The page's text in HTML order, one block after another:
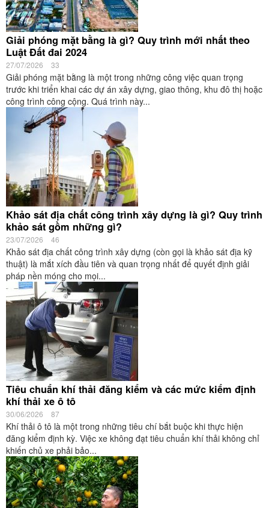
Giải phóng mặt bằng là gì? Quy trình mới nhất theo
Luật Đất đai 2024
27/07/2026 33
Giải phóng mặt bằng là một trong những công việc quan trọng
trước khi triển khai các dự án xây dựng, giao thông, khu đô thị hoặc
công trình công cộng. Quá trình này...
Khảo sát địa chất công trình xây dựng là gì? Quy trình
khảo sát gồm những gì?
23/07/2026 46
Khảo sát địa chất công trình xây dựng (còn gọi là khảo sát địa kỹ
thuật) là mắt xích đầu tiên và quan trọng nhất để quyết định giải
pháp nền móng cho mọi...
Tiêu chuẩn khí thải đăng kiểm và các mức kiểm định
khí thải xe ô tô
30/06/2026 87
Khí thải ô tô là một trong những tiêu chí bắt buộc khi thực hiện
đăng kiểm định kỳ. Việc xe không đạt tiêu chuẩn khí thải không chỉ
khiến chủ xe phải bảo...